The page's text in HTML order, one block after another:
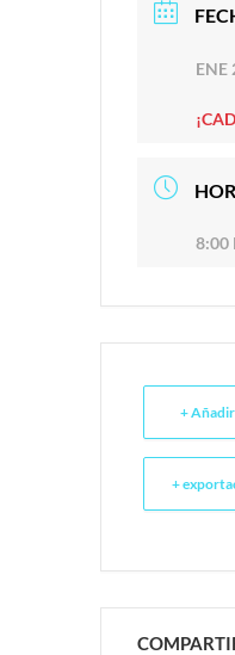
ENE
8:00
+
+